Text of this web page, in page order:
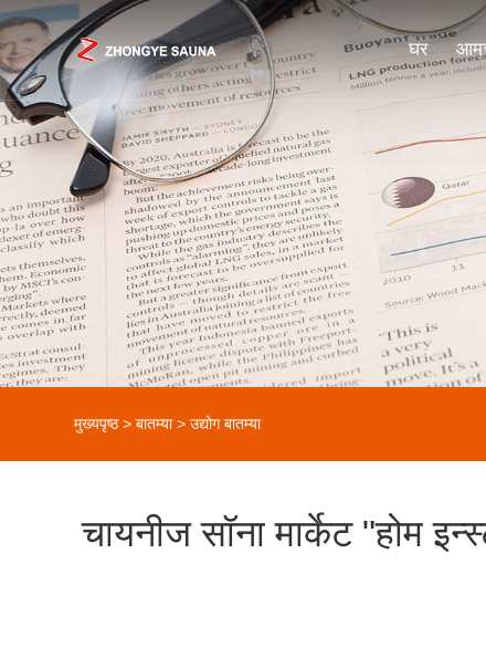
घर
मुख्यपृष्ठ > बातम्या>उद्योग बातम्या
चायनीज सॉना मार्केट "होम